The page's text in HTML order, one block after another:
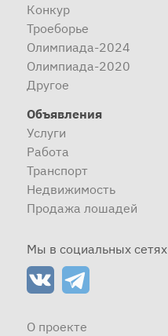
Конкур
Троеборье
Олимпиада-2024
Олимпиада-2020
Другое
Объявления
Услуги
Работа
Транспорт
Недвижимость
Продажа лошадей
Мы в социальных сетях
О проекте